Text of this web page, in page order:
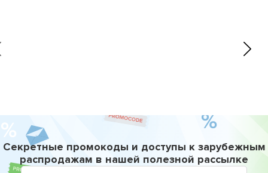
Секретные промокоды и доступы к зарубежным
распродажам в нашей полезной рассылке